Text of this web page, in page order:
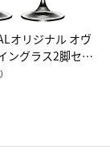
オリジナル オヴ
ングラス2脚セッ
ン）